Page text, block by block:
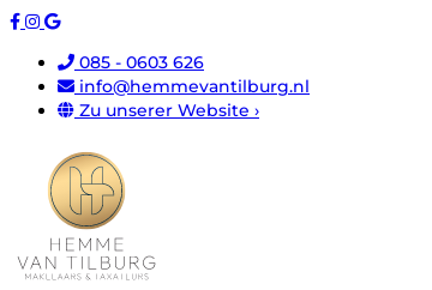
085 - 0603 626
info@hemmevantilburg.nl
Zu unserer Website ›